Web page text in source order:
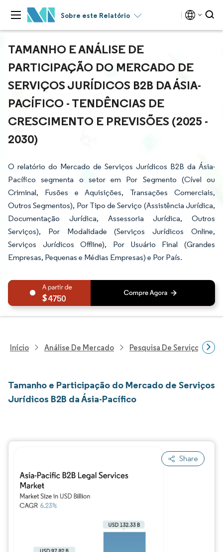
Sobre este Relatório
TAMANHO E ANÁLISE DE
PARTICIPAÇÃO DO MERCADO DE
SERVIÇOS JURÍDICOS B2B DA ÁSIA-
PACÍFICO - TENDÊNCIAS DE
CRESCIMENTO E PREVISÕES (2025 -
2030)
O relatório do Mercado de Serviços Jurídicos B2B da Ásia-
Pacífico segmenta o setor em Por Segmento (Cível ou
Criminal, Fusões e Aquisições, Transações Comerciais,
Outros Segmentos), Por Tipo de Serviço (Assistência Jurídica,
Documentação Jurídica, Assessoria Jurídica, Outros
Serviços), Por Modalidade (Serviços Jurídicos Online,
Serviços Jurídicos Offline), Por Usuário Final (Grandes
Empresas, Pequenas e Médias Empresas) e Por País.
4750
Início Análise De Mercado Pesquisa De Serviços
Tamanho e Participação do Mercado de Serviços
Jurídicos B2B da Ásia-Pacífico
Share